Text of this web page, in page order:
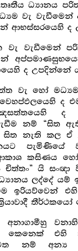
ධ්‍යානය
වැ වැඩීමෙන්
ආභස්සරයෙහි ද
වැ වැඩීමෙන්
ද උපදින්නේ
වැ හෝ
ද එම
ද
නම් “සිත
සිත නැති කල
කසිණය
යි සංඥා
ලද්දේ යම්
ඉරියව්වෙන් එහි
තීර්ථකයෝ
වනාහි
කෙනෙක් එහි
නම් අන්‍ය